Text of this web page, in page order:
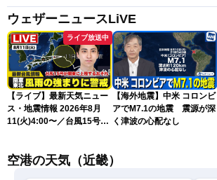
ウェザーニュースLiVE
ライブ放送中
【ライブ】最新天気ニュー
ス・地震情報 2026年8月
11(火)4:00〜／台風15号が
グ・福吉貴文〉／H3ロケッ
【海外地震】中米 コロンビ
アでM7.1の地震 震源が深
く津波の心配なし
空港の天気（近畿）